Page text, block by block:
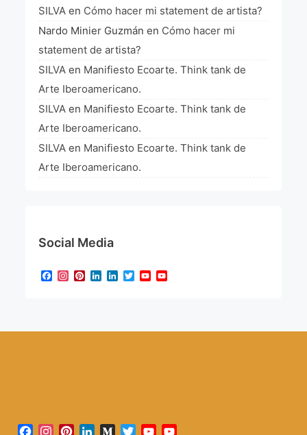
SILVA en Cómo hacer mi statement de artista?
Nardo Minier Guzmán en Cómo hacer mi
statement de artista?
SILVA en Manifiesto Ecoarte. Think tank de
Arte Iberoamericano.
SILVA en Manifiesto Ecoarte. Think tank de
Arte Iberoamericano.
SILVA en Manifiesto Ecoarte. Think tank de
Arte Iberoamericano.
Social Media
Facebook
Instagram
Pinterest
LinkedIn
LinkedIn
TwitterYouTube
Facebook
Instagram
PinterestLinkedInMediumTwitterYouTube